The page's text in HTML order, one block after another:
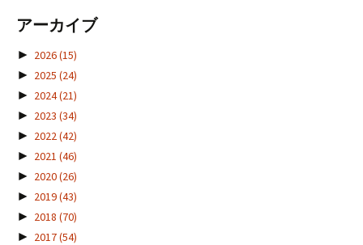
アーカイブ
► 2026(15)
► 2025 (24)
► 2024(21)
► 2023 (34)
► 2022(42)
► 2021 (46)
► 2020(26)
► 2019(43)
► 2018 (70)
► 2017(54)